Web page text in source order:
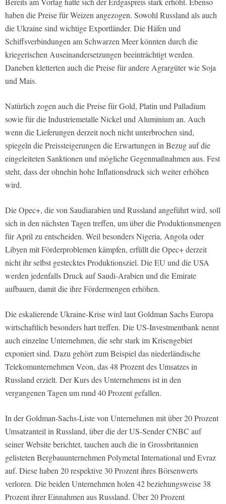
haben die Preise für Weizen angezogen. Sowohl Russland als auch
die Ukraine sind wichtige Exportländer. Die Häfen und
Schiffsverbindungen am Schwarzen Meer könnten durch die
kriegerischen Auseinandersetzungen beeinträchtigt werden.
Daneben kletterten auch die Preise für andere Agrargüter wie Soja
und Mais.
Natürlich zogen auch die Preise für Gold, Platin und Palladium
sowie für die Industriemetalle Nickel und Aluminium an. Auch
wenn die Lieferungen derzeit noch nicht unterbrochen sind,
spiegeln die Preissteigerungen die Erwartungen in Bezug auf die
eingeleiteten Sanktionen und mögliche Gegenmaßnahmen aus. Fest
steht, dass der ohnehin hohe Inflationsdruck sich weiter erhöhen
wird.
Die Opec+, die von Saudiarabien und Russland angeführt wird, soll
sich in den nächsten Tagen treffen, um über die Produktionsmengen
für April zu entscheiden. Weil besonders Nigeria, Angola oder
Libyen mit Förderproblemen kämpfen, erfüllt die Opec+ derzeit
nicht ihr selbst gestecktes Produktionsziel. Die EU und die USA
werden jedenfalls Druck auf Saudi-Arabien und die Emirate
aufbauen, damit die ihre Fördermengen erhöhen.
Die eskalierende Ukraine-Krise wird laut Goldman Sachs Europa
wirtschaftlich besonders hart treffen. Die US-Investmentbank nennt
auch einzelne Unternehmen, die sehr stark im Krisengebiet
exponiert sind. Dazu gehört zum Beispiel das niederländische
Telekomunternehmen Veon, das 48 Prozent des Umsatzes in
Russland erzielt. Der Kurs des Unternehmens ist in den
vergangenen Tagen um rund 40 Prozent gefallen.
In der Goldman-Sachs-Liste von Unternehmen mit über 20 Prozent
Umsatzanteil in Russland, über die der US-Sender CNBC auf
seiner Website berichtet, tauchen auch die in Grossbritannien
gelisteten Bergbauunternehmen Polymetal International und Evraz
auf. Diese haben 20 respektive 30 Prozent ihres Börsenwerts
verloren. Die beiden Unternehmen holen 42 beziehungsweise 38
Prozent ihrer Einnahmen aus Russland. Über 20 Prozent